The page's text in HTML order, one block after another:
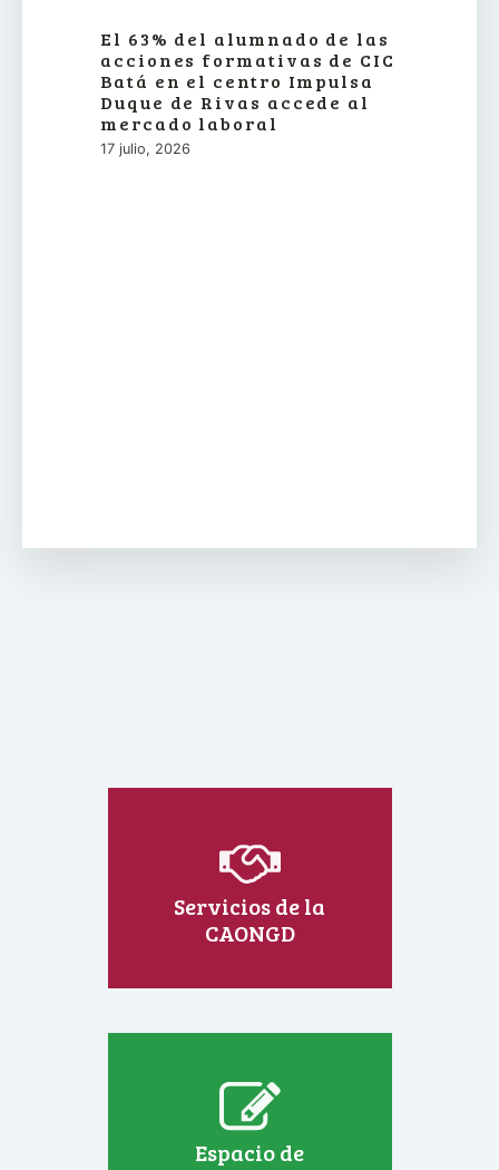
El 63% del alumnado de las
acciones formativas de CIC
Batá en el centro Impulsa
Duque de Rivas accede al
mercado laboral
17 julio, 2026
Servicios de la
CAONGD
Espacio de